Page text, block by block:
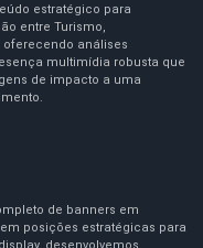
estratégico para
entre Turismo,
oferecendo análises
multimídia robusta que
de impacto a uma
de banners em
posições estratégicas para